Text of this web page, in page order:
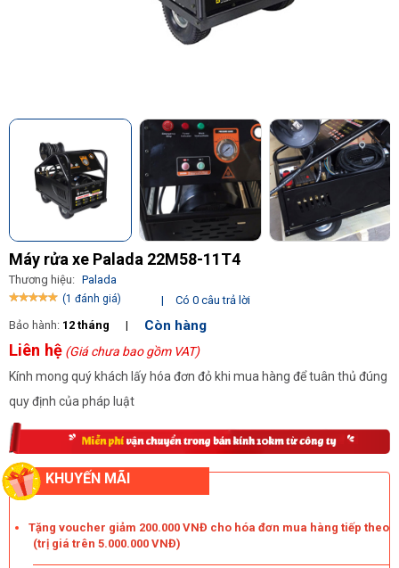
Máy rửa xe Palada 22M58-11T4
Thương hiệu: Palada
(1 đánh giá) |
Có 0 câu trả lời
Bảo hành: 12 tháng | Còn hàng
Liên hệ (Giá chưa bao gồm VAT)
Kính mong quý khách lấy hóa đơn đỏ khi mua hàng để tuân thủ đúng
quy định của pháp luật
KHUYẾN MÃI
Tặng voucher giảm 200.000 VNĐ cho hóa đơn mua hàng tiếp theo
(trị giá trên 5.000.000 VNĐ)